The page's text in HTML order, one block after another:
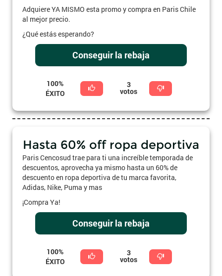
Adquiere YA MISMO esta promo y compra en Paris Chile
al mejor precio.
¿Qué estás esperando?
Conseguir la rebaja
100%
ÉXITO
3
votos
Hasta 60% off ropa deportiva
Paris Cencosud trae para ti una increíble temporada de
descuentos, aprovecha ya mismo hasta un 60% de
descuento en ropa deportiva de tu marca favorita,
Adidas, Nike, Puma y mas
¡Compra Ya!
Conseguir la rebaja
100%
ÉXITO
3
votos